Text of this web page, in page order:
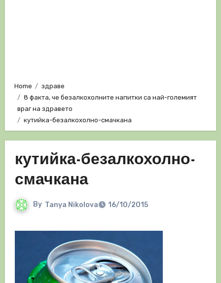
Home
здраве
8 факта, че безалкохолните напитки са най-големият
враг на здравето
кутийка-безалкохолно-смачкана
кутийка-безалкохолно-
смачкана
By Tanya Nikolova 16/10/2015